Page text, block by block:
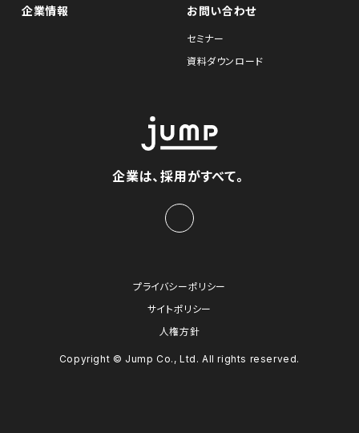
企業情報 お問い合わせ
セミナー
資料ダウンロード
企業は、採用がすべて。
プライバシーポリシー
サイトポリシー
人権方針
Copyright © Jump Co., Ltd. All rights reserved.